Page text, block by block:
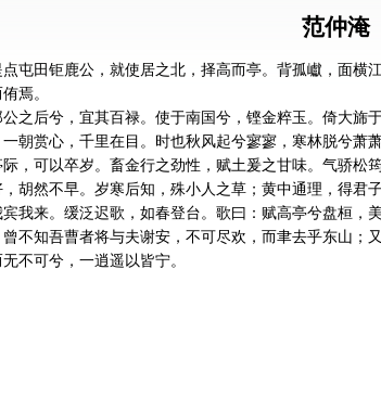
范仲淹
点屯田钜鹿公，就使居之北，择高而亭。背孤巘，面横
焉。
公之后兮，宜其百禄。使于南国兮，铿金粹玉。倚大旆
一朝赏心，千里在目。时也秋风起兮寥寥，寒林脱兮萧
，可以卒岁。畜金行之劲性，赋土爰之甘味。气骄松
胡然不早。岁寒后知，殊小人之草；黄中通理，得君
我来。缓泛迟歌，如春登台。歌曰：赋高亭兮盘桓，
不知吾曹者将与夫谢安，不可尽欢，而聿去乎东山；
不可兮，一逍遥以皆宁。